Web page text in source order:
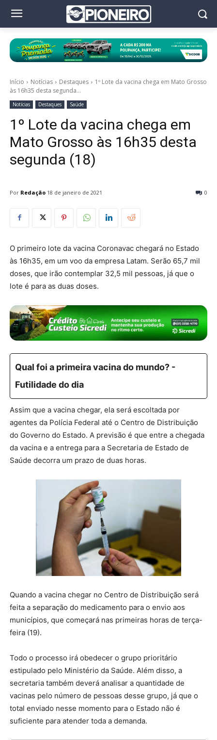
Início Notícias Destaques
1º Lote da vacina chega em Mato Grosso
às 16h35 desta segunda...
Notícias Destaques Saúde
1º Lote da vacina chega em
Mato Grosso às 16h35 desta
segunda (18)
Por Redação 0
18 de janeiro de 2021
O primeiro lote da vacina Coronavac chegará no Estado
às 16h35, em um voo da empresa Latam. Serão 65,7 mil
doses, que irão contemplar 32,5 mil pessoas, já que o
lote é para as duas doses.
Qual foi a primeira vacina do mundo? -
Futilidade do dia
Assim que a vacina chegar, ela será escoltada por
agentes da Polícia Federal até o Centro de Distribuição
do Governo do Estado. A previsão é que entre a chegada
da vacina e a entrega para a Secretaria de Estado de
Saúde decorra um prazo de duas horas.
Quando a vacina chegar no Centro de Distribuição será
feita a separação do medicamento para o envio aos
municípios, que começará nas primeiras horas de terça-
feira (19).
Todo o processo irá obedecer o grupo prioritário
estipulado pelo Ministério da Saúde. Além disso, a
secretaria também deverá analisar a quantidade de
vacinas pelo número de pessoas desse grupo, já que o
total enviado nesse momento para o Estado não é
suficiente para atender toda a demanda.